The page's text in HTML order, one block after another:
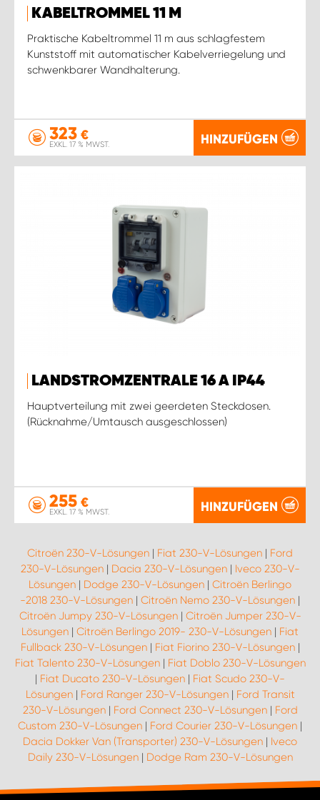
KABELTROMMEL 11 M
Praktische Kabeltrommel 11 m aus schlagfestem
Kunststoff mit automatischer Kabelverriegelung und
schwenkbarer Wandhalterung.
323 €
EXKL. 17 % MWST. HINZUFÜGEN
LANDSTROMZENTRALE 16 A IP44
Hauptverteilung mit zwei geerdeten Steckdosen.
(Rücknahme/Umtausch ausgeschlossen)
255 €
EXKL. 17 % MWST. HINZUFÜGEN
Citroën 230-V-Lösungen | Fiat 230-V-Lösungen | Ford
230-V-Lösungen| Dacia 230-V-Lösungen| Iveco 230-V-
Lösungen | Dodge 230-V-Lösungen | Citroën Berlingo
-2018 230-V-Lösungen | Citroën Nemo 230-V-Lösungen |
Citroën Jumpy 230-V-Lösungen| Citroën Jumper 230-V-
Lösungen | Citroën Berlingo 2019- 230-V-Lösungen | Fiat
Fullback 230-V-Lösungen| Fiat Fiorino 230-V-Lösungen|
Fiat Talento 230-V-Lösungen| Fiat Doblo 230-V-Lösungen
| Fiat Ducato 230-V-Lösungen | Fiat Scudo 230-V-
Lösungen| Ford Ranger 230-V-Lösungen| Ford Transit
230-V-Lösungen| Ford Connect 230-V-Lösungen| Ford
Custom 230-V-Lösungen | Ford Courier 230-V-Lösungen |
Dacia Dokker Van (Transporter) 230-V-Lösungen | Iveco
Daily 230-V-Lösungen| Dodge Ram 230-V-Lösungen